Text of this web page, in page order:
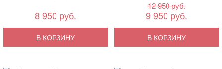
8 950 руб.
В КОРЗИНУ
12 950 руб.
9 950 руб.
В КОРЗИНУ